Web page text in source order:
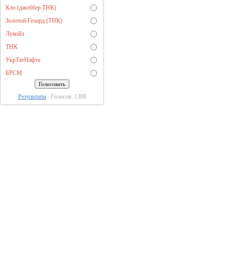
Кло (джоббер ТНК)
Золотой Гепард (ТНК)
Лукойл
ТНК
УкрТатНафта
БРСМ
РезультатыГолосов: 1398